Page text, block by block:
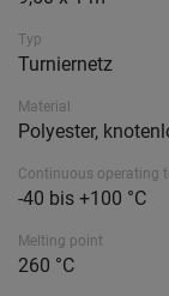
Typ
Turniernetz
Material
Polyester,
Continuous operating
-40 bis +100 °C
Melting point
260 °C